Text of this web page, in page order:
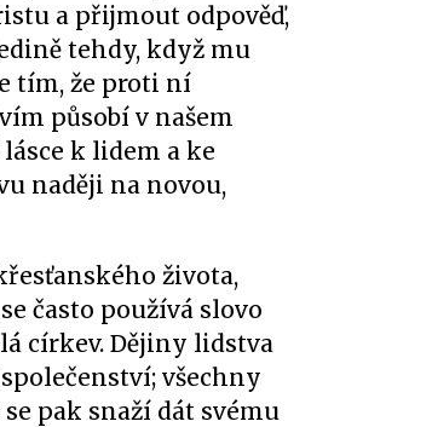
a přijmout odpověď,
tehdy, když mu
tím, že proti ní
působí v našem
k lidem a ke
naději na novou,
života,
často používá slovo
církev. Dějiny lidstva
všechny
pak snaží dát svému